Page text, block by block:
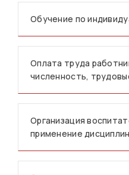
Обучение по
Оплата труда
численность,
Организация
применение